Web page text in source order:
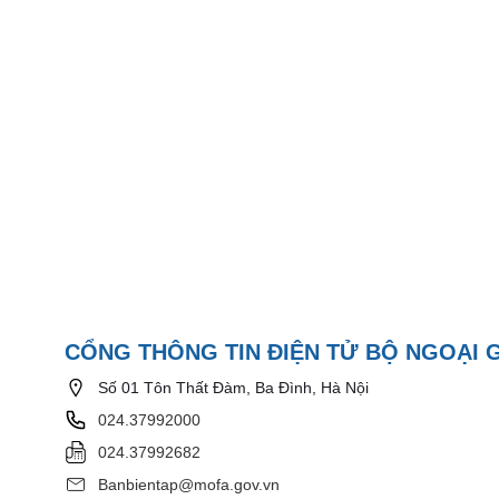
CỔNG THÔNG TIN ĐIỆN TỬ BỘ NGOẠI
Số 01 Tôn Thất Đàm, Ba Đình, Hà Nội
024.37992000
024.37992682
Banbientap@mofa.gov.vn